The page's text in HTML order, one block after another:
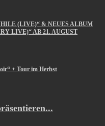
(LIVE)“ & NEUES ALBUM
LIVE)“ AB 21. AUGUST
+ Tour im Herbst